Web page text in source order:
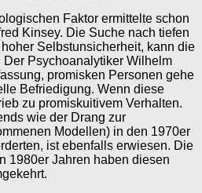
Faktor ermittelte schon
Kinsey. Die Suche nach tiefen
Selbstunsicherheit, kann die
Psychoanalytiker Wilhelm
promisken Personen gehe
Befriedigung. Wenn diese
zu promiskuitivem Verhalten.
wie der Drang zur
Modellen) in den 1970er
ist ebenfalls erwiesen. Die
1980er Jahren haben diesen